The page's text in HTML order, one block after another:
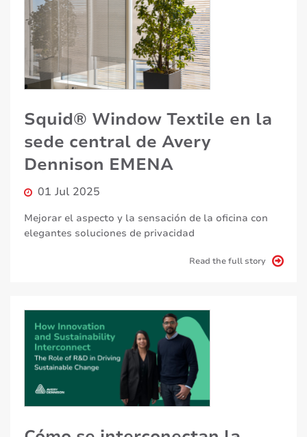
Squid® Window Textile en la
sede central de Avery
Dennison EMENA
01 Jul 2025
Mejorar el aspecto y la sensación de la oficina con
elegantes soluciones de privacidad
Read the full story